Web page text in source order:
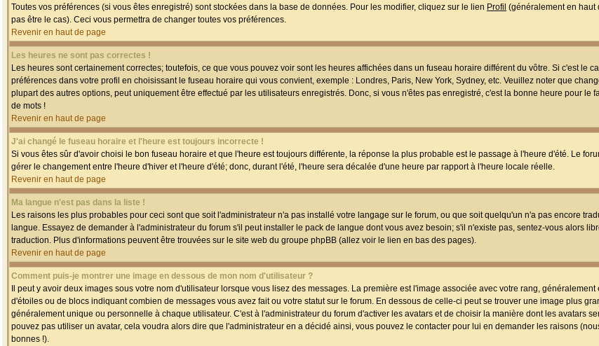
Toutes vos préférences (si vous êtes enregistré) sont stockées dans la base de données. Pour les modifier, cliquez sur le lien Profil (généralement en haut
pas être le cas). Ceci vous permettra de changer toutes vos préférences.
Revenir en haut de page
Les heures ne sont pas correctes !
Les heures sont certainement correctes; toutefois, ce que vous pouvez voir sont les heures affichées dans un fuseau horaire différent du vôtre. Si c'est le
préférences dans votre profil en choisissant le fuseau horaire qui vous convient, exemple : Londres, Paris, New York, Sydney, etc. Veuillez noter que
plupart des autres options, peut uniquement être effectué par les utilisateurs enregistrés. Donc, si vous n'êtes pas enregistré, c'est la bonne heure pour le
de mots !
Revenir en haut de page
J'ai changé le fuseau horaire et l'heure est toujours incorrecte !
Si vous êtes sûr d'avoir choisi le bon fuseau horaire et que l'heure est toujours différente, la réponse la plus probable est le passage à l'heure d'été. Le
gérer le changement entre l'heure d'hiver et l'heure d'été; donc, durant l'été, l'heure sera décalée d'une heure par rapport à l'heure locale réelle.
Revenir en haut de page
Ma langue n'est pas dans la liste !
Les raisons les plus probables pour ceci sont que soit l'administrateur n'a pas installé votre langage sur le forum, ou que soit quelqu'un n'a pas encore
langue. Essayez de demander à l'administrateur du forum s'il peut installer le pack de langue dont vous avez besoin; s'il n'existe pas, sentez-vous alors
traduction. Plus d'informations peuvent être trouvées sur le site web du groupe phpBB (allez voir le lien en bas des pages).
Revenir en haut de page
Comment puis-je montrer une image en dessous de mon nom d'utilisateur ?
Il peut y avoir deux images sous votre nom d'utilisateur lorsque vous lisez des messages. La première est l'image associée avec votre rang,
d'étoiles ou de blocs indiquant combien de messages vous avez fait ou votre statut sur le forum. En dessous de celle-ci peut se trouver une image plus
généralement unique ou personnelle à chaque utilisateur. C'est à l'administrateur du forum d'activer les avatars et de choisir la manière dont les avatars
pouvez pas utiliser un avatar, cela voudra alors dire que l'administrateur en a décidé ainsi, vous pouvez le contacter pour lui en demander les raisons
bonnes !).